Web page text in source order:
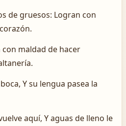
de gruesos: Logran con
maldad de hacer
Y su lengua pasea la
aquí, Y aguas de lleno le